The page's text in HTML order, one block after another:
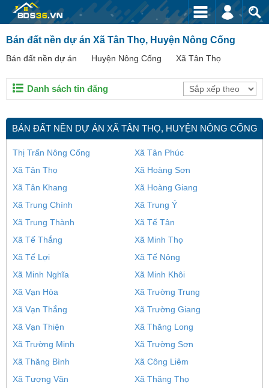
Bán đất nền dự án Xã Tân Thọ, Huyện Nông Cống
Bán đất nền dự án Huyện Nông Cống Xã Tân Thọ
Danh sách tin đăng
BÁN ĐẤT NỀN DỰ ÁN XÃ TÂN THỌ, HUYỆN NÔNG CỐNG
Thị Trấn Nông Cống
Xã Tân Phúc
Xã Tân Thọ
Xã Hoàng Sơn
Xã Tân Khang
Xã Hoàng Giang
Xã Trung Chính
Xã Trung Ý
Xã Trung Thành
Xã Tế Tân
Xã Tế Thắng
Xã Minh Thọ
Xã Tế Lợi
Xã Tế Nông
Xã Minh Nghĩa
Xã Minh Khôi
Xã Vạn Hòa
Xã Trường Trung
Xã Vạn Thắng
Xã Trường Giang
Xã Vạn Thiện
Xã Thăng Long
Xã Trường Minh
Xã Trường Sơn
Xã Thăng Bình
Xã Công Liêm
Xã Tượng Văn
Xã Thăng Thọ